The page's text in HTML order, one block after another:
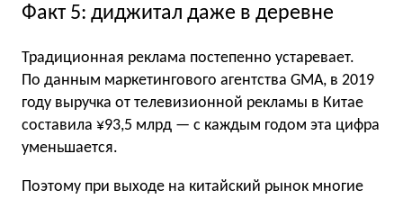
Факт 5: диджитал даже в деревне
Традиционная реклама постепенно устаревает.
По данным маркетингового агентства GMA, в 2019
году выручка от телевизионной рекламы в Китае
составила ¥93,5 млрд — с каждым годом эта цифра
уменьшается.
Поэтому при выходе на китайский рынок многие